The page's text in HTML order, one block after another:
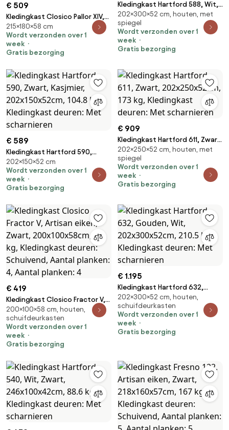
€ 509
Kledingkast Closico Pallor XIV,
Wit, 215x180x58cm, 139 kg,
Kledingkast deuren: Schuivend,
Aantal planken: 5, Aantal
215×180×58 cm
Wordt verzonden over 1
week
Gratis bezorging
Kledingkast Hartford 588, Wit,
Zwart, 202x300x52cm, 210.5
kg, Kledingkast deuren: Met
scharnieren
202×300×52 cm, houten, met
spiegel
Wordt verzonden over 1
week
Gratis bezorging
€ 589
Kledingkast Hartford 590,
Zwart, Kasjmier, 202x150x52cm,
104.8 kg, Kledingkast deuren:
Met scharnieren
202×150×52 cm
Wordt verzonden over 1
week
Gratis bezorging
€ 909
Kledingkast Hartford 611, Zwart,
202x250x52cm, 173 kg,
Kledingkast deuren: Met
scharnieren
202×250×52 cm, houten, met
spiegel
Wordt verzonden over 1
week
Gratis bezorging
€ 419
Kledingkast Closico Fractor V,
Artisan eiken, Zwart,
200x100x58cm, 89 kg,
Kledingkast deuren: Schuivend,
Aantal planken: 4, Aantal
200×100×58 cm, houten,
schuifdeurkasten
Wordt verzonden over 1
week
Gratis bezorging
€ 1.195
Kledingkast Hartford 632,
Gouden, Wit, 202x300x52cm,
210.5 kg, Kledingkast deuren:
Met scharnieren
202×300×52 cm, houten,
schuifdeurkasten
Wordt verzonden over 1
week
Gratis bezorging